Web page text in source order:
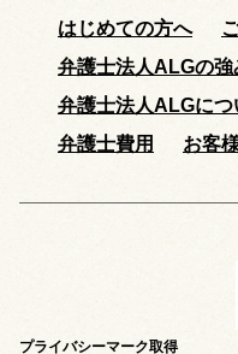
はじめての方へ
弁護士法人ALGの強
弁護士法人ALGにつ
弁護士費用
お客
プライバシーマーク取得